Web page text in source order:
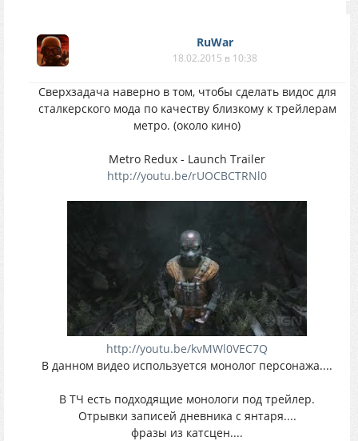
RuWar
18.02.2015 в 10:38
Сверхзадача наверно в том, чтобы сделать видос для
сталкерского мода по качеству близкому к трейлерам
метро. (около кино)
Metro Redux - Launch Trailer
http://youtu.be/rUOCBCTRNl0
http://youtu.be/kvMWl0VEC7Q
В данном видео используется монолог персонажа....
В ТЧ есть подходящие монологи под трейлер.
Отрывки записей дневника с янтаря....
фразы из катсцен....